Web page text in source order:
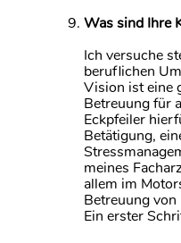
Was sind Ihre
Ich versuche
beruflichen
Vision ist eine
Betreuung für
Eckpfeiler
Betätigung,
meines
allem im
Betreuung
Ein erster